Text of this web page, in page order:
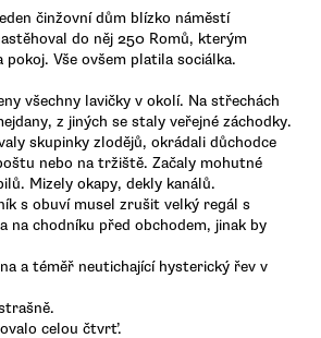
činžovní dům blízko náměstí
do něj 250 Romů, kterým
Vše ovšem platila sociálka.
všechny lavičky v okolí. Na střechách
z jiných se staly veřejné záchodky.
skupinky zlodějů, okrádali důchodce
nebo na tržiště. Začaly mohutné
Mizely okapy, dekly kanálů.
s obuví musel zrušit velký regál s
na chodníku před obchodem, jinak by
a téměř neutichající hysterický řev v
celou čtvrť.